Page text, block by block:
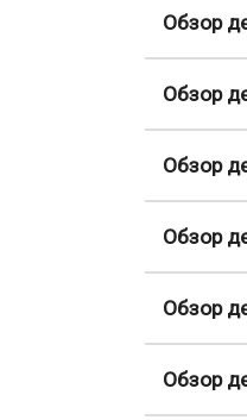
Обзор
Обзор
Обзор
Обзор
Обзор
Обзор